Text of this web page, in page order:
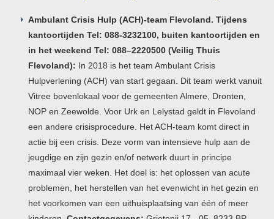
Ambulant Crisis Hulp (ACH)-team Flevoland. Tijdens
kantoortijden Tel: 088-3232100, buiten kantoortijden en
in het weekend Tel: 088–2220500 (Veilig Thuis
Flevoland): In 2018 is het team Ambulant Crisis
Hulpverlening (ACH) van start gegaan. Dit team werkt vanuit
Vitree bovenlokaal voor de gemeenten Almere, Dronten,
NOP en Zeewolde. Voor Urk en Lelystad geldt in Flevoland
een andere crisisprocedure. Het ACH-team komt direct in
actie bij een crisis. Deze vorm van intensieve hulp aan de
jeugdige en zijn gezin en/of netwerk duurt in principe
maximaal vier weken. Het doel is: het oplossen van acute
problemen, het herstellen van het evenwicht in het gezin en
het voorkomen van een uithuisplaatsing van één of meer